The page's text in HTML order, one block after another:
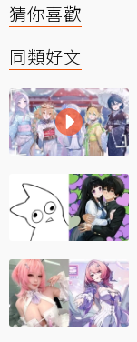
猜你喜歡
同類好文